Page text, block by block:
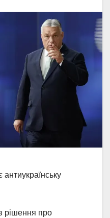
антиукраїнську
рішення про